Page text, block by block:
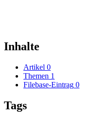
Inhalte
Artikel 0
Themen 1
Filebase-Eintrag 0
Tags